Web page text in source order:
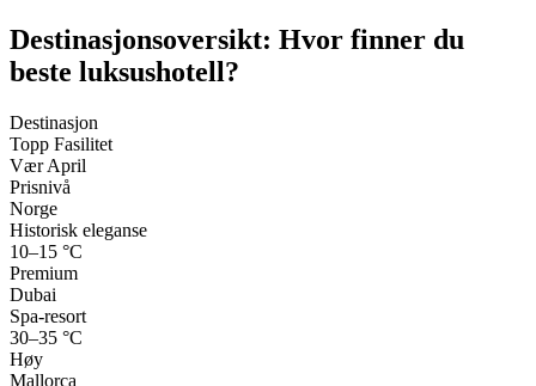
Destinasjonsoversikt: Hvor finner du
beste luksushotell?
Destinasjon
Topp Fasilitet
Vær April
Prisnivå
Norge
Historisk eleganse
10–15 °C
Premium
Dubai
Spa-resort
30–35 °C
Høy
Mallorca